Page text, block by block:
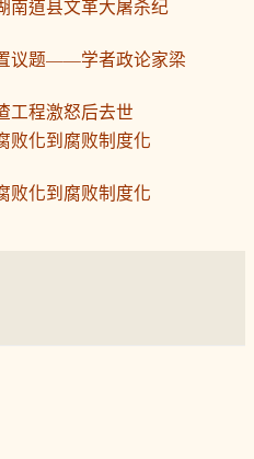
南道县文革大屠杀纪
议题——学者政论家梁
工程激怒后去世
化到腐败制度化
化到腐败制度化